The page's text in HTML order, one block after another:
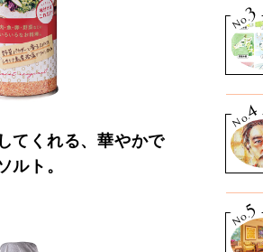
てくれる、華やかで
ルト。
No.
3
No.
4
No.
5